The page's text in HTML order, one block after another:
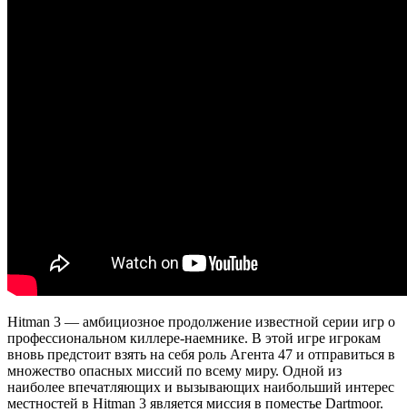
Hitman 3 — амбициозное продолжение известной серии игр о
профессиональном киллере-наемнике. В этой игре игрокам
вновь предстоит взять на себя роль Агента 47 и отправиться в
множество опасных миссий по всему миру. Одной из
наиболее впечатляющих и вызывающих наибольший интерес
местностей в Hitman 3 является миссия в поместье Dartmoor.